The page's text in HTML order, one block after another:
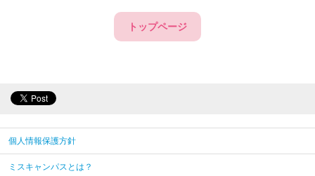
トップページ
個人情報保護方針
ミスキャンパスとは？